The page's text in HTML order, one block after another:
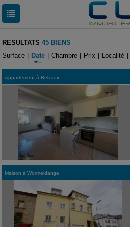
RESULTATS 45 BIENS
Surface
Date Chambre Prix Localité
Appartement à Belvaux
Maison à Wormeldange